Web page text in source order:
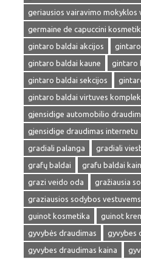
geriausios vairavimo mokyklos
germaine de capuccini
gintaro baldai akcijos
gintaro baldai kaune
gintaro
gintaro baldai sekcijos
gintaro baldai virtuves
gjensidige automobilio
gjensidige draudimas internetu
gradiali palanga
gradiali
grafų baldai
grafu baldai
grazi veido oda
gražiausia
graziausios sodybos vestuvems
guinot kosmetika
guinot
gyvybės draudimas
gyvybes
gyvybes draudimas kaina